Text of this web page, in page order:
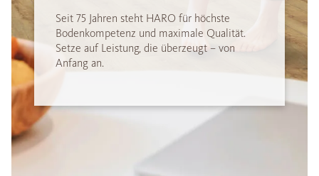
Seit 75 Jahren steht HARO für höchste
Bodenkompetenz und maximale Qualität.
Setze auf Leistung, die überzeugt – von
Anfang an.